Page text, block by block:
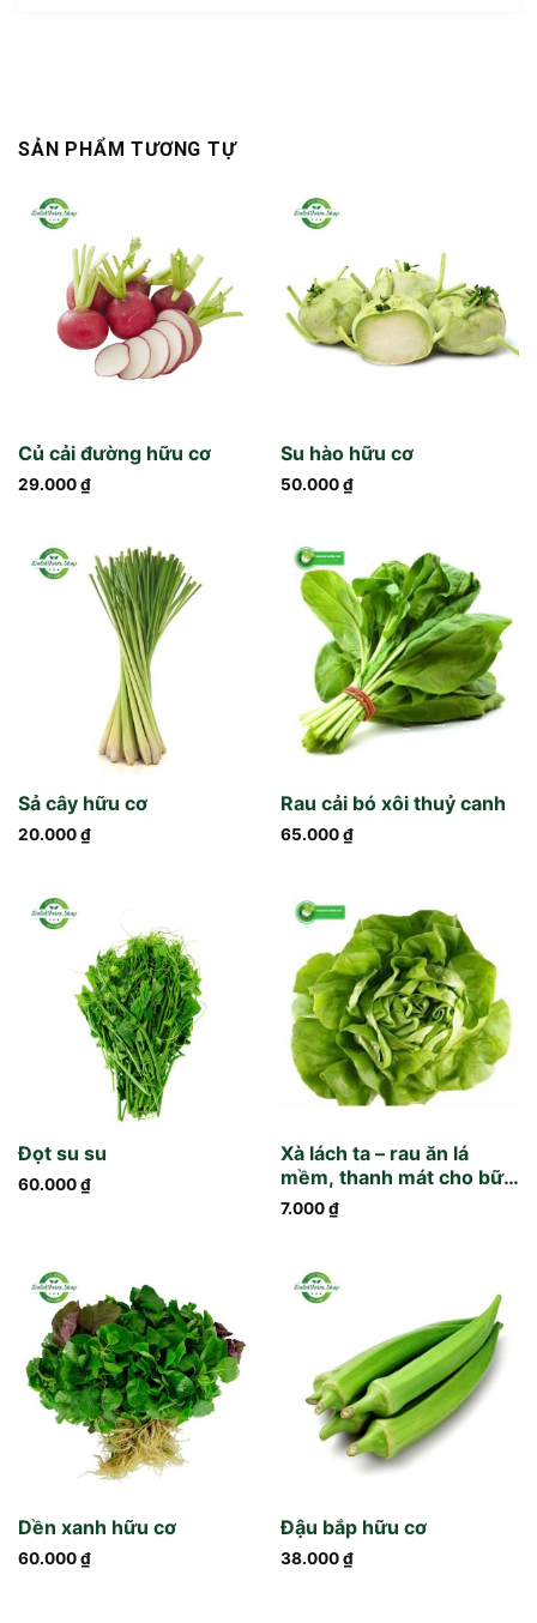
SẢN PHẨM TƯƠNG TỰ
Củ cải đường hữu cơ
29.000₫
Su hào hữu cơ
50.000₫
Sả cây hữu cơ
20.000₫
Rau cải bó xôi thuỷ canh
65.000₫
Đọt su su
60.000₫
Xà lách ta – rau ăn lá
mềm, thanh mát cho bữa
ăn hằng ngày
7.000₫
Dền xanh hữu cơ
60.000₫
Đậu bắp hữu cơ
38.000₫